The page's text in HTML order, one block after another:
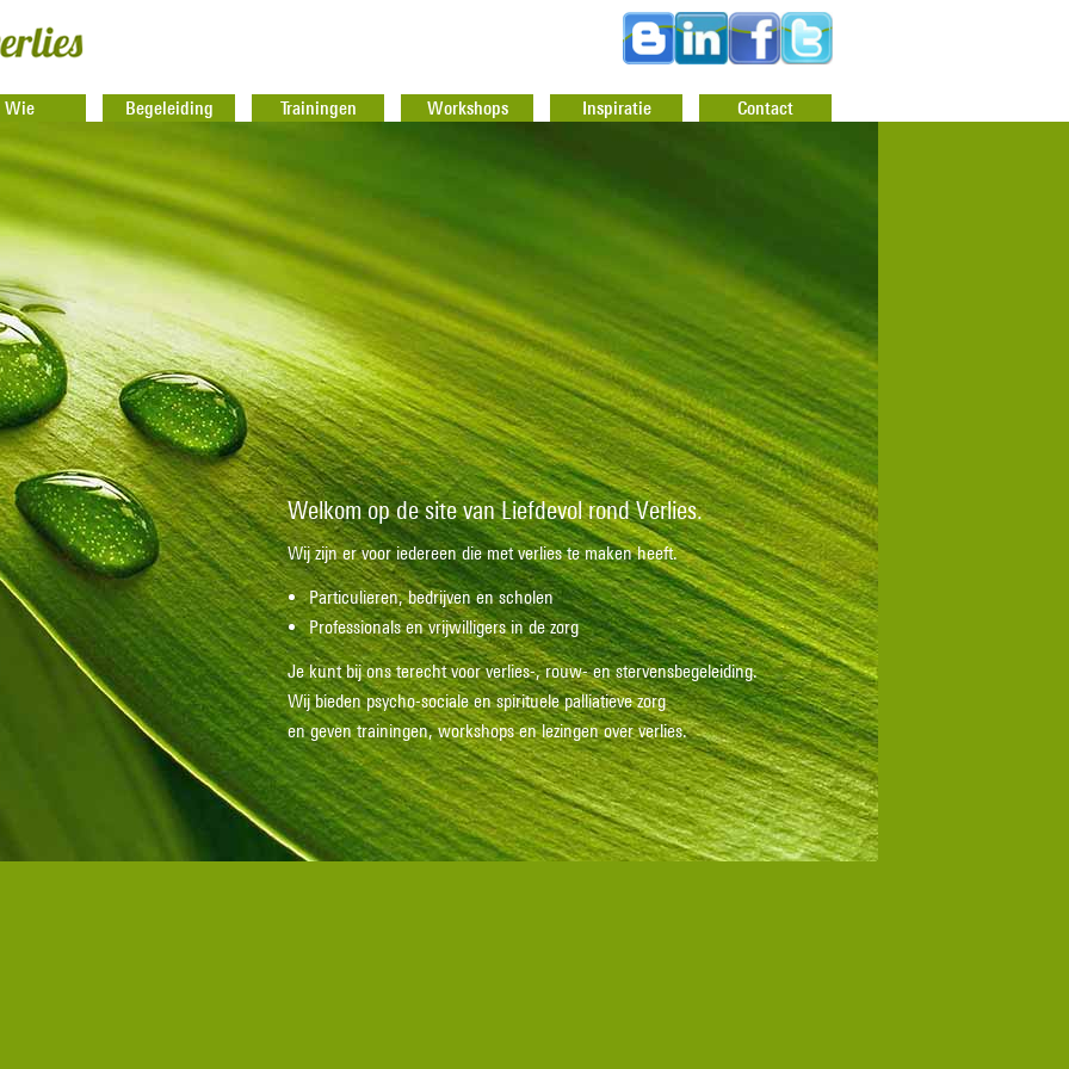
Wie Begeleiding Trainingen Workshops Inspiratie Contact
Welkom op de site van Liefdevol rond Verlies.
Wij zijn er voor iedereen die met verlies te maken heeft.
Particulieren, bedrijven en scholen
Professionals en vrijwilligers in de zorg
Je kunt bij ons terecht voor verlies-, rouw- en stervensbegeleiding.
Wij bieden psycho-sociale en spirituele palliatieve zorg
en geven trainingen, workshops en lezingen over verlies.